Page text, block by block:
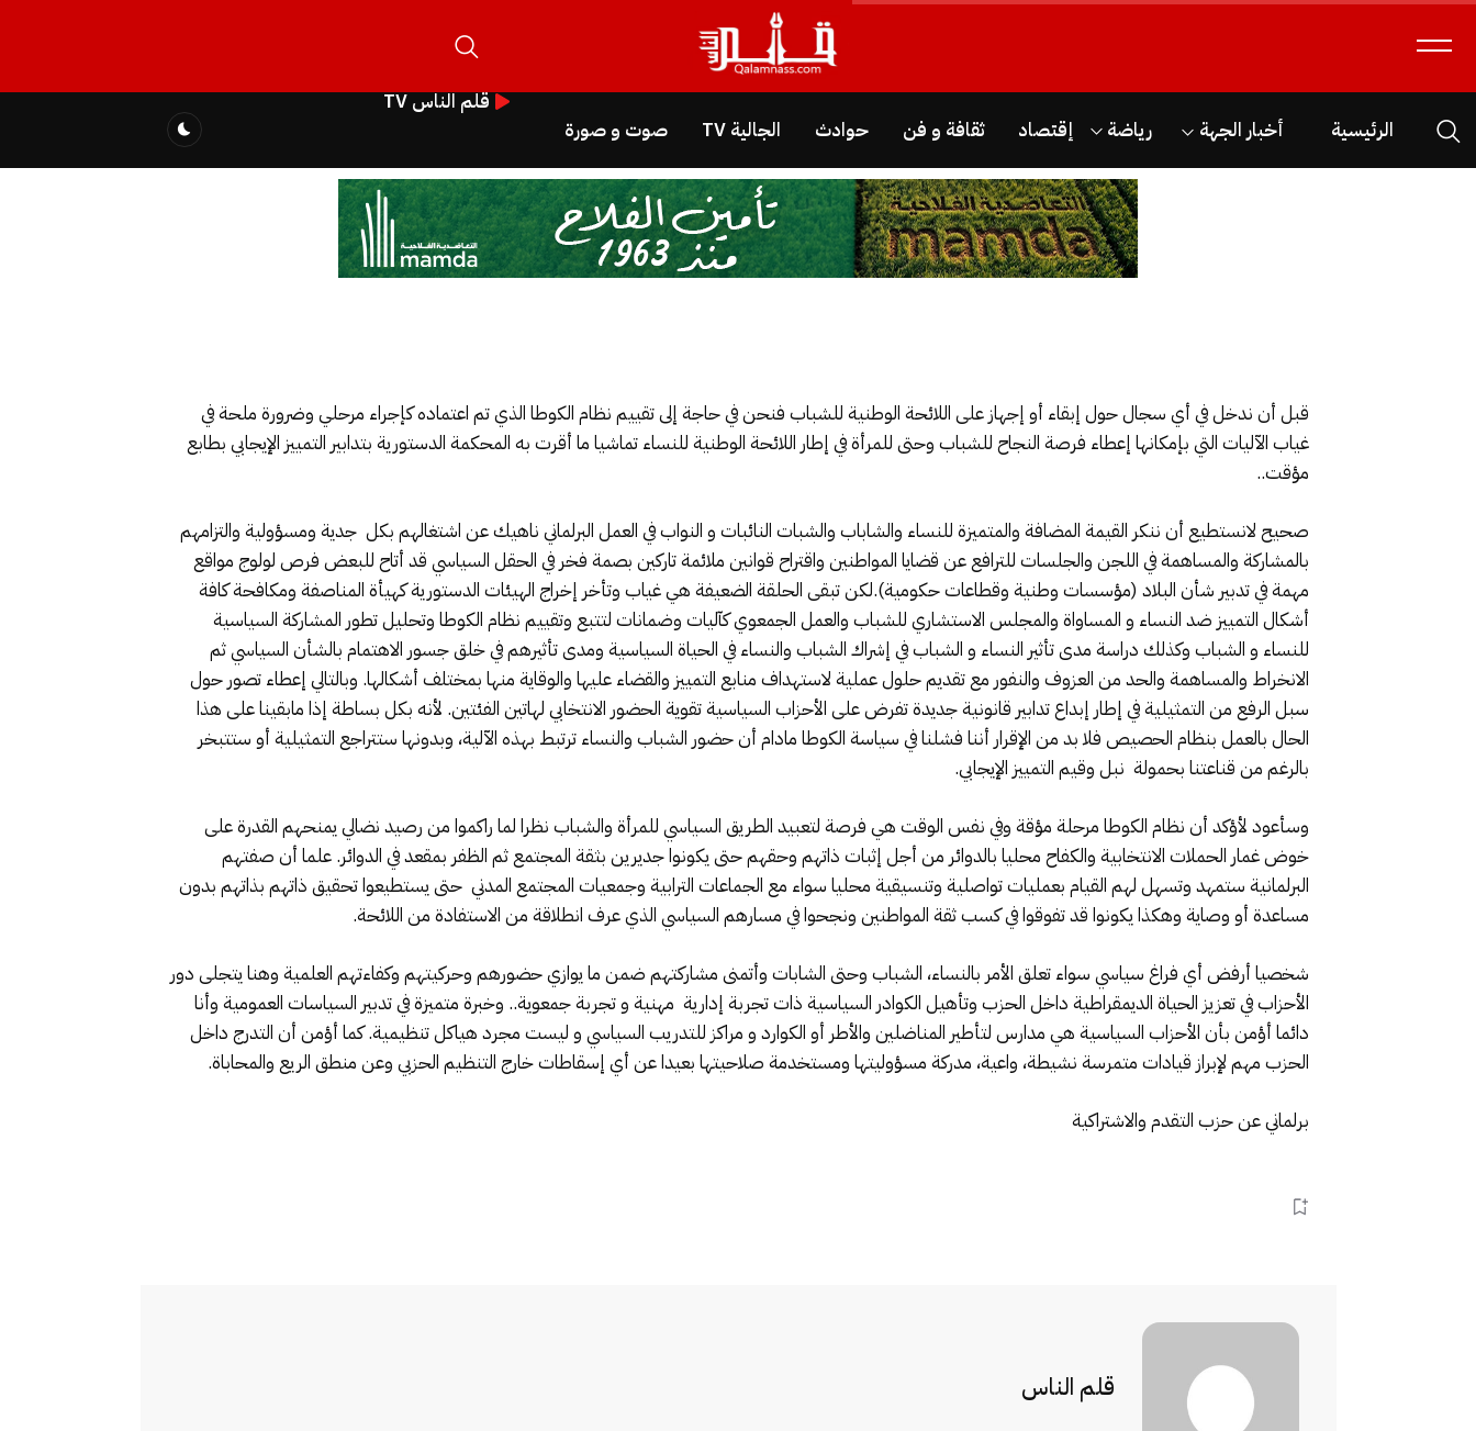
الرئيسية أخبار الجهة رياضة إقتصاد ثقافة و فن حوادث الجالية TV صوت و صورة
قلم الناس TV
قبل أن ندخل في أي سجال حول إبقاء أو إجهاز على اللائحة الوطنية للشباب فنحن في حاجة إلى تقييم نظام الكوطا الذي تم اعتماده كإجراء مرحلي وضرورة ملحة في
غياب الآليات التي بإمكانها إعطاء فرصة النجاح للشباب وحتى للمرأة في إطار اللائحة الوطنية للنساء تماشيا ما أقرت به المحكمة الدستورية بتدابير التمييز الإيجابي بطابع
مؤقت..
صحيح لانستطيع أن ننكر القيمة المضافة والمتميزة للنساء والشاباب والشبات النائبات و النواب في العمل البرلماني ناهيك عن اشتغالهم بكل جدية ومسؤولية والتزامهم
بالمشاركة والمساهمة في اللجن والجلسات للترافع عن قضايا المواطنين واقتراح قوانين ملائمة تاركين بصمة فخر في الحقل السياسي قد أتاح للبعض فرص لولوج مواقع
مهمة في تدبير شأن البلاد (مؤسسات وطنية وقطاعات حكومية).لكن تبقى الحلقة الضعيفة هي غياب وتأخر إخراج الهيئات الدستورية كهيأة المناصفة ومكافحة كافة
أشكال التمييز ضد النساء و المساواة والمجلس الاستشاري للشباب والعمل الجمعوي كآليات وضمانات لتتبع وتقييم نظام الكوطا وتحليل تطور المشاركة السياسية
للنساء و الشباب وكذلك دراسة مدى تأثير النساء و الشباب في إشراك الشباب والنساء في الحياة السياسية ومدى تأثيرهم في خلق جسور الاهتمام بالشأن السياسي ثم
الانخراط والمساهمة والحد من العزوف والنفور مع تقديم حلول عملية لاستهداف منابع التمييز والقضاء عليها والوقاية منها بمختلف أشكالها. وبالتالي إعطاء تصور حول
سبل الرفع من التمثيلية في إطار إبداع تدابير قانونية جديدة تفرض على الأحزاب السياسية تقوية الحضور الانتخابي لهاتين الفئتين. لأنه بكل بساطة إذا مابقينا على هذا
الحال بالعمل بنظام الحصيص فلا بد من الإقرار أننا فشلنا في سياسة الكوطا مادام أن حضور الشباب والنساء ترتبط بهذه الآلية، وبدونها ستتراجع التمثيلية أو ستتبخر
بالرغم من قناعتنا بحمولة نبل وقيم التمييز الإيجابي.
وسأعود لأؤكد أن نظام الكوطا مرحلة مؤقة وفي نفس الوقت هي فرصة لتعبيد الطريق السياسي للمرأة والشباب نظرا لما راكموا من رصيد نضالي يمنحهم القدرة على
خوض غمار الحملات الانتخابية والكفاح محليا بالدوائر من أجل إثبات ذاتهم وحقهم حتى يكونوا جديرين بثقة المجتمع ثم الظفر بمقعد في الدوائر. علما أن صفتهم
البرلمانية ستمهد وتسهل لهم القيام بعمليات تواصلية وتنسيقية محليا سواء مع الجماعات الترابية وجمعيات المجتمع المدني حتى يستطيعوا تحقيق ذاتهم بذاتهم بدون
مساعدة أو وصاية وهكذا يكونوا قد تفوقوا في كسب ثقة المواطنين ونجحوا في مسارهم السياسي الذي عرف انطلاقة من الاستفادة من اللائحة.
شخصيا أرفض أي فراغ سياسي سواء تعلق الأمر بالنساء، الشباب وحتى الشابات وأتمنى مشاركتهم ضمن ما يوازي حضورهم وحركيتهم وكفاءتهم العلمية وهنا يتجلى دور
الأحزاب في تعزيز الحياة الديمقراطية داخل الحزب وتأهيل الكوادر السياسية ذات تجربة إدارية مهنية و تجربة جمعوية.. وخبرة متميزة في تدبير السياسات العمومية وأنا
دائما أؤمن بأن الأحزاب السياسية هي مدارس لتأطير المناضلين والأطر أو الكوارد و مراكز للتدريب السياسي و ليست مجرد هياكل تنظيمية. كما أؤمن أن التدرج داخل
الحزب مهم لإبراز قيادات متمرسة نشيطة، واعية، مدركة مسؤوليتها ومستخدمة صلاحيتها بعيدا عن أي إسقاطات خارج التنظيم الحزبي وعن منطق الريع والمحاباة.
برلماني عن حزب التقدم والاشتراكية
قلم الناس